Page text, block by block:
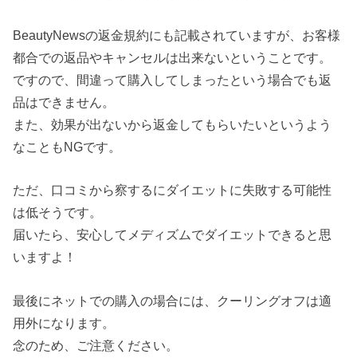
BeautyNewsの返金規約にも記載されていますが、お客様
都合での返品やキャンセルは出来ないということです。
ですので、間違って購入してしまったという場合でも返
品はできません。
また、効果が出ないから返金してもらいたいというよう
なこともNGです。
ただ、口コミから察するにダイエットに失敗する可能性
は低そうです。
届いたら、安心してメディズムでダイエットできると思
いますよ！
最後にネットでの購入の場合には、クーリングオフは適
用外になります。
念のため、ご注意ください。